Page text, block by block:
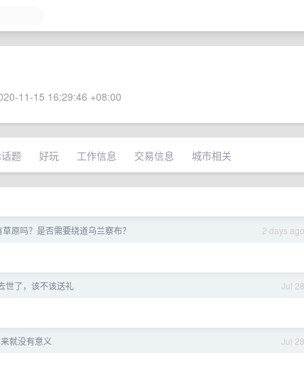
11-15 16:29:46 +08:00
题 好玩 工作信息 交易信息 城市相关
2 days ago
原吗？是否需要绕道乌兰察布？
Jul 28
世了，该不该送礼
Jul 28
就没有意义